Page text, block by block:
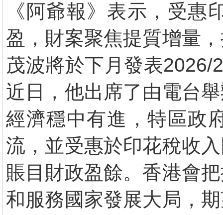
《阿爺報》表示，受
盈，財案聚焦提質增量
茂波將於下月發表2026/
近日，他出席了由電台
經濟穩中有進，特區政
流，並受惠於印花稅收
賬目財政盈餘。香港會
和服務國家發展大局，